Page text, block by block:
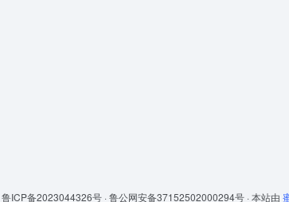
鲁ICP备2023044326号 ·鲁公网安备37152502000294号 ·本站由